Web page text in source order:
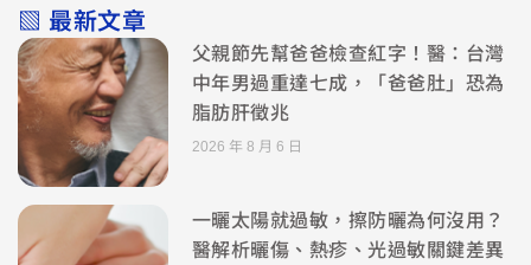
▧ 最新文章
父親節先幫爸爸檢查紅字！醫：台灣
中年男過重達七成，「爸爸肚」恐為
脂肪肝徵兆
2026 年 8 月 6 日
一曬太陽就過敏，擦防曬為何沒用？
醫解析曬傷、熱疹、光過敏關鍵差異